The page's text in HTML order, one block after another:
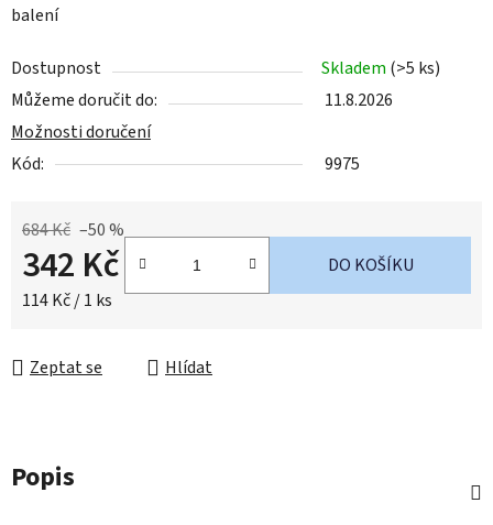
balení
Dostupnost Skladem (>5 ks)
Můžeme doručit do:
11.8.2026
Možnosti doručení
Kód:
9975
684 Kč –50 %
342 Kč
Měrná cena:
114 Kč / 1 ks
DO KOŠÍKU
Zeptat se Hlídat
Popis